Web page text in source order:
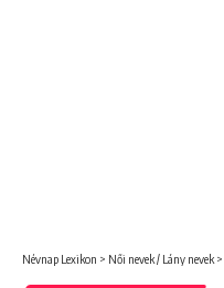
Névnap Lexikon > Női nevek / Lány nevek >